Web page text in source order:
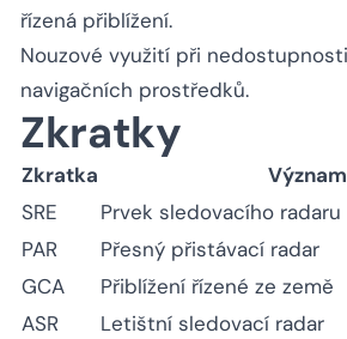
řízená přiblížení.
Nouzové využití při nedostupnosti
navigačních prostředků.
Zkratky
Zkratka
Význam
SRE
Prvek sledovacího radaru
PAR
Přesný přistávací radar
GCA
Přiblížení řízené ze země
ASR
Letištní sledovací radar